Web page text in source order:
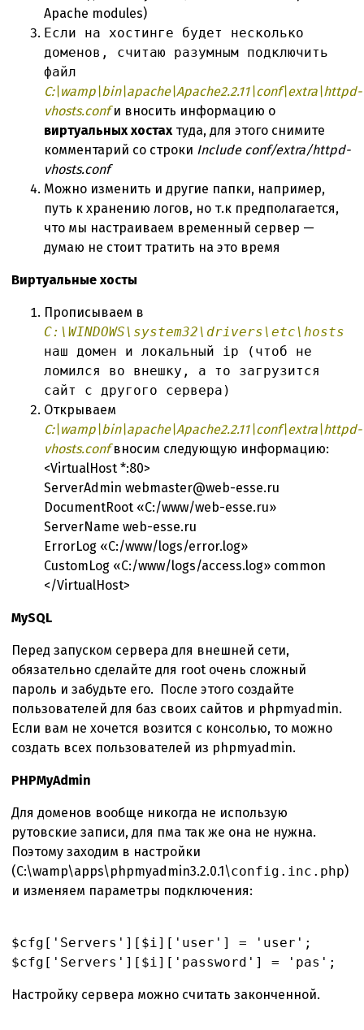
Apache modules)
Если на хостинге будет несколько
доменов, считаю разумным подключить
файл
C:\wamp\bin\apache\Apache2.2.11\conf\extra\httpd-
vhosts.confи вносить информацию о
виртуальных хостахтуда, для этого снимите
комментарий со строки Include conf/extra/httpd-
vhosts.conf
Можно изменить и другие папки, например,
путь к хранению логов, но т.к предполагается,
что мы настраиваем временный сервер —
думаю не стоит тратить на это время
Виртуальные хосты
Прописываем в
C:\WINDOWS\system32\drivers\etc\hosts
наш домен и локальный ip (чтоб не
ломился во внешку, а то загрузится
сайт с другого сервера)
Открываем
C:\wamp\bin\apache\Apache2.2.11\conf\extra\httpd-
vhosts.conf вносим следующую информацию:
<VirtualHost *:80>
ServerAdmin webmaster@web-esse.ru
DocumentRoot «C:/www/web-esse.ru»
ServerName web-esse.ru
ErrorLog «C:/www/logs/error.log»
CustomLog «C:/www/logs/access.log» common
</VirtualHost>
MySQL
Перед запуском сервера для внешней сети,
обязательно сделайте для root очень сложный
пароль и забудьте его. После этого создайте
пользователей для баз своих сайтов и phpmyadmin.
Если вам не хочется возится с консолью, то можно
создать всех пользователей из phpmyadmin.
PHPMyAdmin
Для доменов вообще никогда не использую
рутовские записи, для пма так же она не нужна.
Поэтому заходим в настройки
(C:\wamp\apps\phpmyadmin3.2.0.1\config.inc.php)
и изменяем параметры подключения:
$cfg['Servers'][$i]['user'] = 'user';
$cfg['Servers'][$i]['password'] = 'pas';
Настройку сервера можно считать законченной.